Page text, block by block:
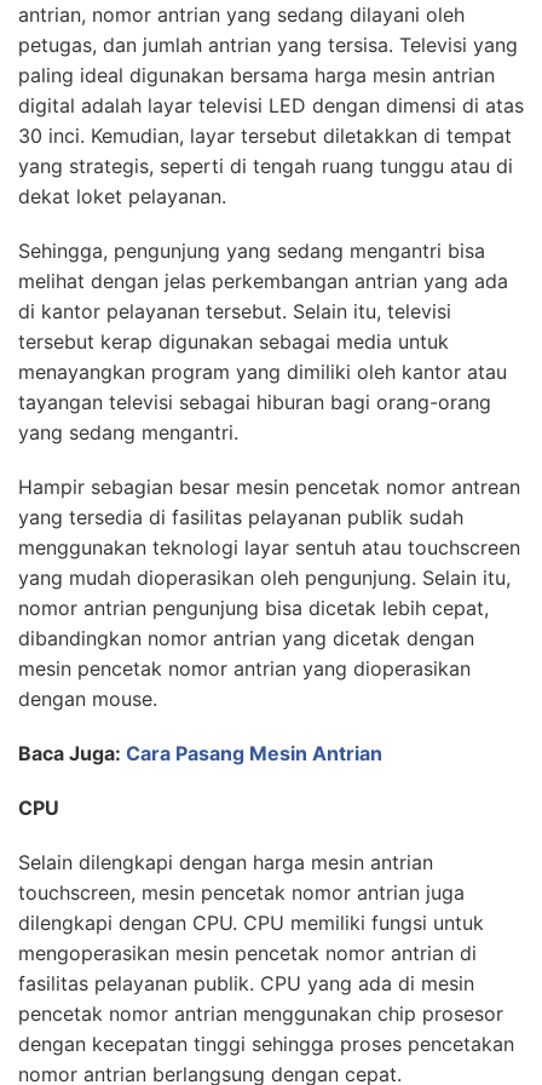
antrian, nomor antrian yang sedang dilayani oleh
petugas, dan jumlah antrian yang tersisa. Televisi yang
paling ideal digunakan bersama harga mesin antrian
digital adalah layar televisi LED dengan dimensi di atas
30 inci. Kemudian, layar tersebut diletakkan di tempat
yang strategis, seperti di tengah ruang tunggu atau di
dekat loket pelayanan.
Sehingga, pengunjung yang sedang mengantri bisa
melihat dengan jelas perkembangan antrian yang ada
di kantor pelayanan tersebut. Selain itu, televisi
tersebut kerap digunakan sebagai media untuk
menayangkan program yang dimiliki oleh kantor atau
tayangan televisi sebagai hiburan bagi orang-orang
yang sedang mengantri.
Hampir sebagian besar mesin pencetak nomor antrean
yang tersedia di fasilitas pelayanan publik sudah
menggunakan teknologi layar sentuh atau touchscreen
yang mudah dioperasikan oleh pengunjung. Selain itu,
nomor antrian pengunjung bisa dicetak lebih cepat,
dibandingkan nomor antrian yang dicetak dengan
mesin pencetak nomor antrian yang dioperasikan
dengan mouse.
Baca Juga: Cara Pasang Mesin Antrian
CPU
Selain dilengkapi dengan harga mesin antrian
touchscreen, mesin pencetak nomor antrian juga
dilengkapi dengan CPU. CPU memiliki fungsi untuk
mengoperasikan mesin pencetak nomor antrian di
fasilitas pelayanan publik. CPU yang ada di mesin
pencetak nomor antrian menggunakan chip prosesor
dengan kecepatan tinggi sehingga proses pencetakan
nomor antrian berlangsung dengan cepat.